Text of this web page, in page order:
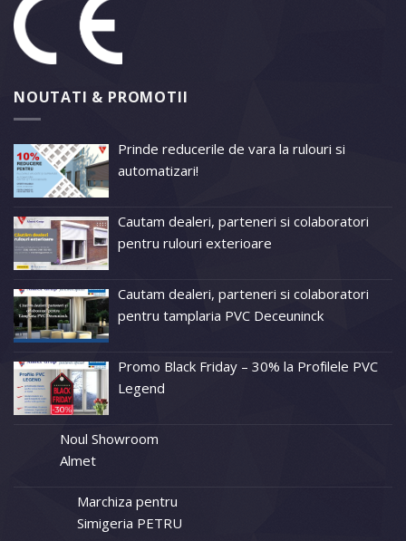
NOUTATI & PROMOTII
Prinde reducerile de vara la rulouri si
automatizari!
Cautam dealeri, parteneri si colaboratori
pentru rulouri exterioare
Cautam dealeri, parteneri si colaboratori
pentru tamplaria PVC Deceuninck
Promo Black Friday – 30% la Profilele PVC
Legend
Noul Showroom
Almet
Marchiza pentru
Simigeria PETRU